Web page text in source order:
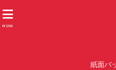
紙面バ
MENU